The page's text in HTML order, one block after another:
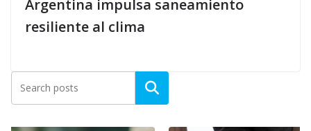
Argentina impulsa saneamiento
resiliente al clima